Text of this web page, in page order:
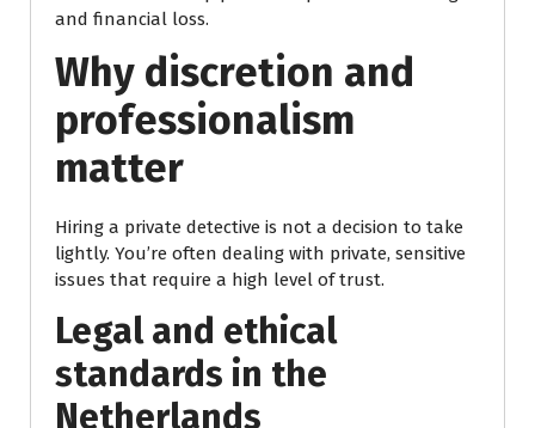
and financial loss.
Why discretion and
professionalism
matter
Hiring a private detective is not a decision to take
lightly. You’re often dealing with private, sensitive
issues that require a high level of trust.
Legal and ethical
standards in the
Netherlands